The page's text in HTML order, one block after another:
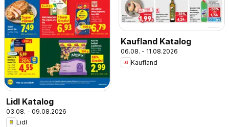
Lidl Katalog
03.08. - 09.08.2026
Lidl
Kaufland Katalog
06.08. - 11.08.2026
Kaufland